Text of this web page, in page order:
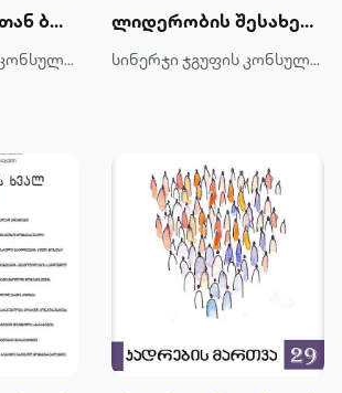
კონკურენტებთან ბრძოლის სტრატეგიები
სინერჯი ჯგუფის კონსულტანტები
ლიდერობის შესახებ 2
სინერჯი ჯგუფის კონსულტანტები